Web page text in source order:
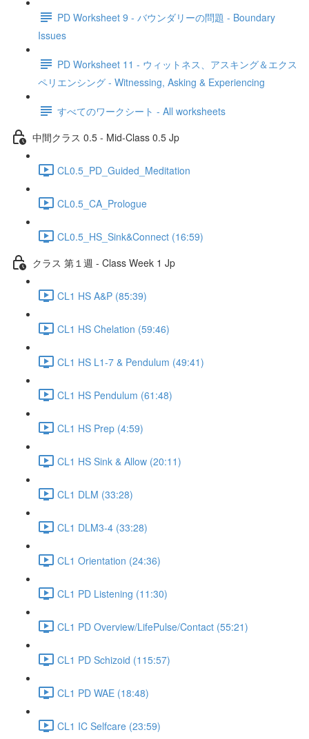
PD Worksheet 9 - バウンダリーの問題 - Boundary
Issues
PD Worksheet 11 - ウィットネス、アスキング＆エクス
ペリエンシング - Witnessing, Asking & Experiencing
すべてのワークシート - All worksheets
中間クラス 0.5 - Mid-Class 0.5 Jp
CL0.5_PD_Guided_Meditation
CL0.5_CA_Prologue
CL0.5_HS_Sink&Connect (16:59)
クラス 第１週 - Class Week 1 Jp
CL1 HS A&P (85:39)
CL1 HS Chelation (59:46)
CL1 HS L1-7 & Pendulum (49:41)
CL1 HS Pendulum (61:48)
CL1 HS Prep (4:59)
CL1 HS Sink & Allow (20:11)
CL1 DLM (33:28)
CL1 DLM3-4 (33:28)
CL1 Orientation (24:36)
CL1 PD Listening (11:30)
CL1 PD Overview/LifePulse/Contact (55:21)
CL1 PD Schizoid (115:57)
CL1 PD WAE (18:48)
CL1 IC Selfcare (23:59)